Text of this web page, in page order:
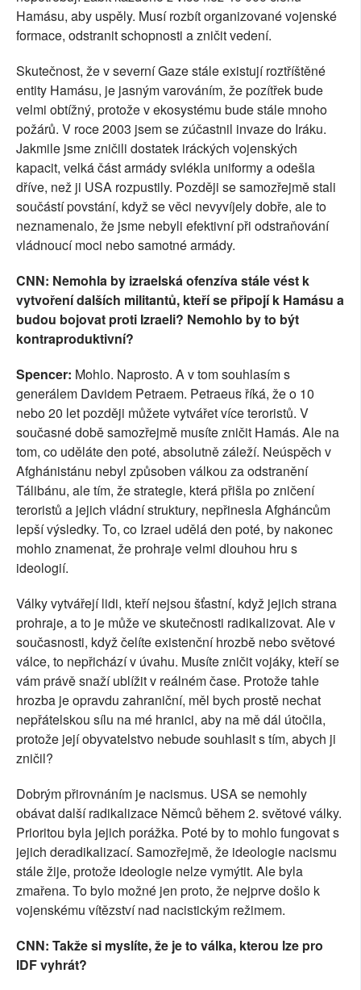
Hamásu, aby uspěly. Musí rozbít organizované vojenské
formace, odstranit schopnosti a zničit vedení.
Skutečnost, že v severní Gaze stále existují roztříštěné
entity Hamásu, je jasným varováním, že pozítřek bude
velmi obtížný, protože v ekosystému bude stále mnoho
požárů. V roce 2003 jsem se zúčastnil invaze do Iráku.
Jakmile jsme zničili dostatek iráckých vojenských
kapacit, velká část armády svlékla uniformy a odešla
dříve, než ji USA rozpustily. Později se samozřejmě stali
součástí povstání, když se věci nevyvíjely dobře, ale to
neznamenalo, že jsme nebyli efektivní při odstraňování
vládnoucí moci nebo samotné armády.
CNN: Nemohla by izraelská ofenzíva stále vést k
vytvoření dalších militantů, kteří se připojí k Hamásu a
budou bojovat proti Izraeli? Nemohlo by to být
kontraproduktivní?
Spencer: Mohlo. Naprosto. A v tom souhlasím s
generálem Davidem Petraem. Petraeus říká, že o 10
nebo 20 let později můžete vytvářet více teroristů. V
současné době samozřejmě musíte zničit Hamás. Ale na
tom, co uděláte den poté, absolutně záleží. Neúspěch v
Afghánistánu nebyl způsoben válkou za odstranění
Tálibánu, ale tím, že strategie, která přišla po zničení
teroristů a jejich vládní struktury, nepřinesla Afgháncům
lepší výsledky. To, co Izrael udělá den poté, by nakonec
mohlo znamenat, že prohraje velmi dlouhou hru s
ideologií.
Války vytvářejí lidi, kteří nejsou šťastní, když jejich strana
prohraje, a to je může ve skutečnosti radikalizovat. Ale v
současnosti, když čelíte existenční hrozbě nebo světové
válce, to nepřichází v úvahu. Musíte zničit vojáky, kteří se
vám právě snaží ublížit v reálném čase. Protože tahle
hrozba je opravdu zahraniční, měl bych prostě nechat
nepřátelskou sílu na mé hranici, aby na mě dál útočila,
protože její obyvatelstvo nebude souhlasit s tím, abych ji
zničil?
Dobrým přirovnáním je nacismus. USA se nemohly
obávat další radikalizace Němců během 2. světové války.
Prioritou byla jejich porážka. Poté by to mohlo fungovat s
jejich deradikalizací. Samozřejmě, že ideologie nacismu
stále žije, protože ideologie nelze vymýtit. Ale byla
zmařena. To bylo možné jen proto, že nejprve došlo k
vojenskému vítězství nad nacistickým režimem.
CNN: Takže si myslíte, že je to válka, kterou lze pro
IDF vyhrát?